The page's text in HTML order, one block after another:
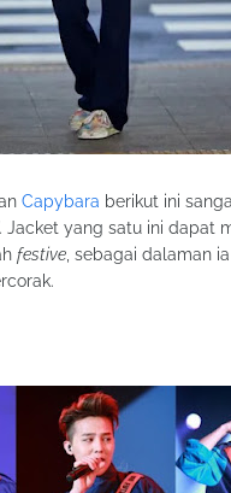
Capybara berikut ini
. Jacket yang satu ini dapat
festive , sebagai dalaman